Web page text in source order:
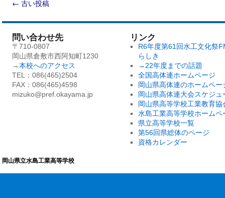
← 古い投稿
問い合わせ先
〒710-0807
岡山県倉敷市西阿知町1230
→本校へのアクセス
TEL：086(465)2504
FAX：086(465)4598
mizuko@pref.okayama.jp
リンク
R6年度第61回水工文化祭
らしき
→22年度までの話題
全国高体連ホームページ
岡山県高体連のホームペー
岡山県高体連大会スケジュ
岡山県高等学校工業教育協
水島工業高等学校ホームペ
県立高等学校一覧
第56回県総体のページ
資格カレンダー
岡山県立水島工業高等学校